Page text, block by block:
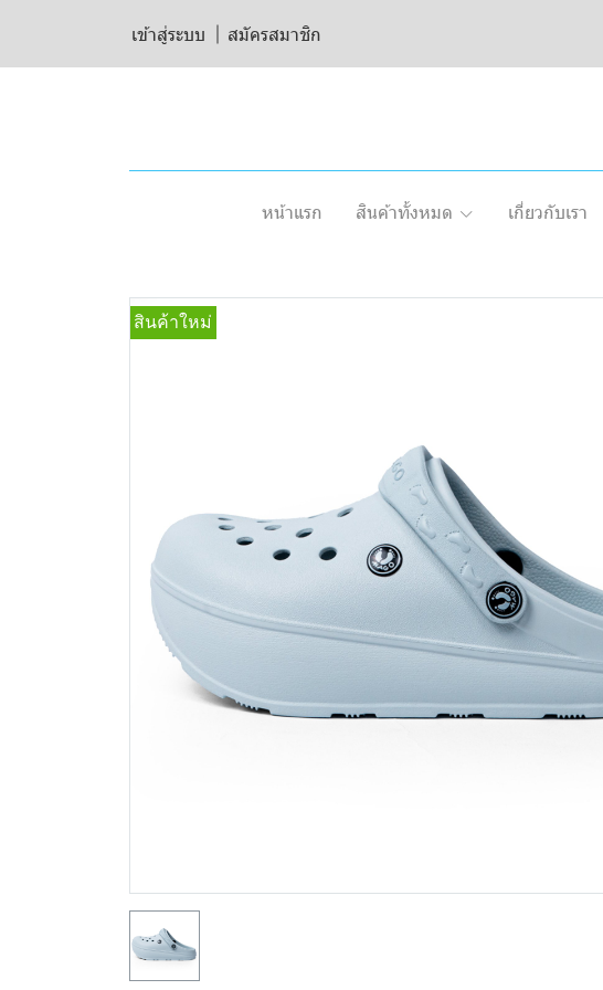
เข้าสู่ระบบ สมัครสมาชิก
หน้าแรก สินค้าทั้งหมด เกี่ยวกับเรา
สินค้าใหม่